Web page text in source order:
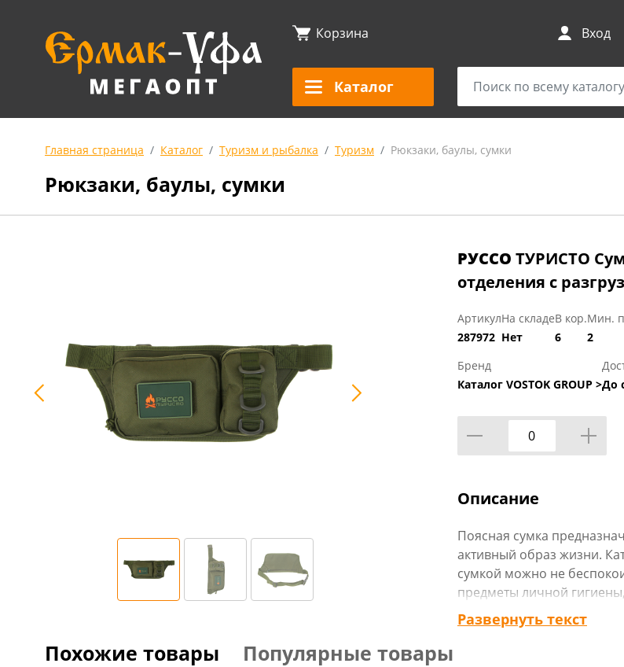
Корзина Вход
Каталог
Главная страница Каталог Туризм и рыбалка Туризм Рюкзаки, баулы, сумки
Рюкзаки, баулы, сумки
РУССО ТУРИСТО
отделения с
Артикул
287972
На складе
Нет
В кор.
6
Мин.
2
Бренд
Каталог VOSTOK GROUP >До
Описание
Поясная сумка
активный образ жизни.
сумкой можно не
предметы личной
отлично разместятся в
счет регулируемого
Развернуть текст
Похожие товары Популярные товары